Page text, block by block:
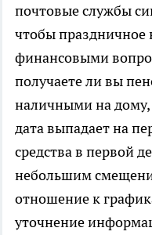
почтовые службы
чтобы праздничное
финансовыми
получаете ли вы
наличными на
дата выпадает на
средства в первой
небольшим
отношение к
уточнение